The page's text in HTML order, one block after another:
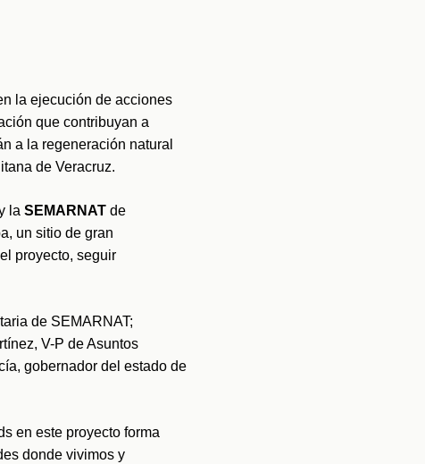
la ejecución de acciones
que contribuyan a
a la regeneración natural
de Veracruz.
la SEMARNAT de
un sitio de gran
proyecto, seguir
de SEMARNAT;
V-P de Asuntos
gobernador del estado de
en este proyecto forma
donde vivimos y